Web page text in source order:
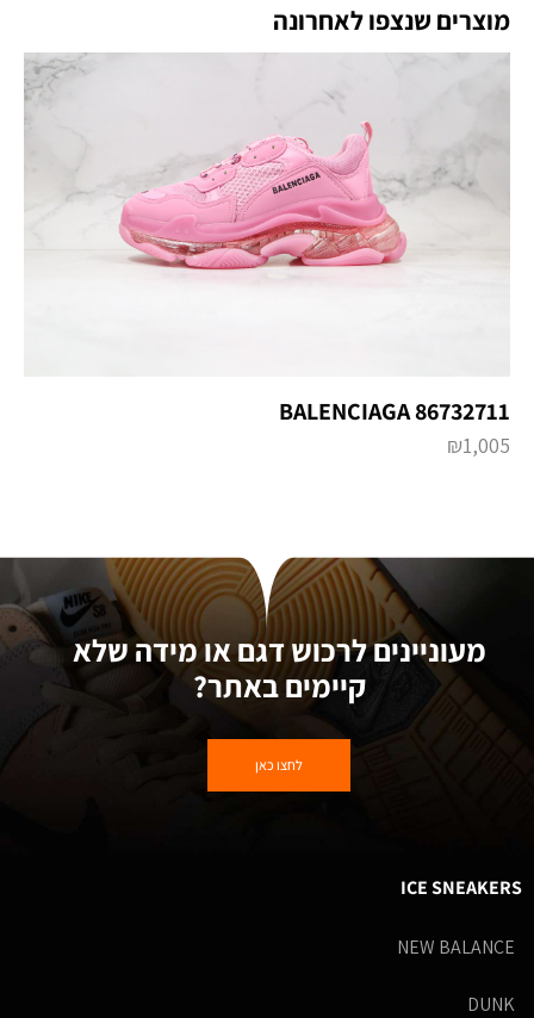
מוצרים שנצפו לאחרונה
BALENCIAGA 86732711
₪1,005
מעוניינים לרכוש דגם או מידה שלא
קיימים באתר?
לחצו כאן
ICE SNEAKERS
NEW BALANCE
DUNK